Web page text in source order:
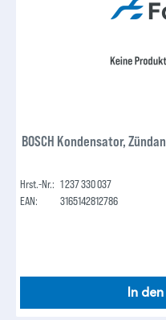
BOSCH Kondensator,
Hrst.-Nr.: 1 237 330 037
EAN:
3165142812786
In